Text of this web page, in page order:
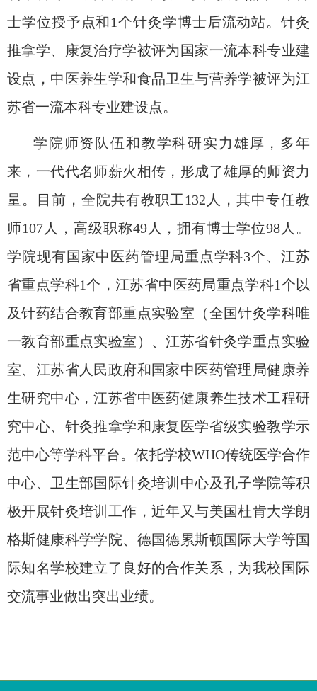
士学位授予点和1个针灸学博士后流动站。针灸
推拿学、康复治疗学被评为国家一流本科专业建
设点，中医养生学和食品卫生与营养学被评为江
苏省一流本科专业建设点。
学院师资队伍和教学科研实力雄厚，多年
来，一代代名师薪火相传，形成了雄厚的师资力
量。目前，全院共有教职工132 人，其中专任教
师107人，高级职称49人，拥有博士学位98 人。
学院现有国家中医药管理局重点学科3个、江苏
省重点学科1个，江苏省中医药局重点学科1个以
及针药结合教育部重点实验室（全国针灸学科唯
一教育部重点实验室）、江苏省针灸学重点实验
室、江苏省人民政府和国家中医药管理局健康养
生研究中心，江苏省中医药健康养生技术工程研
究中心、针灸推拿学和康复医学省级实验教学示
范中心等学科平台。依托学校WHO传统医学合作
中心、卫生部国际针灸培训中心及孔子学院等积
极开展针灸培训工作，近年又与美国杜肯大学朗
格斯健康科学学院、德国德累斯顿国际大学等国
际知名学校建立了良好的合作关系，为我校国际
交流事业做出突出业绩。